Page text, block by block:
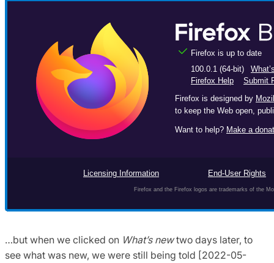
…but when we clicked on What’s newtwo days later, to
see what was new, we were still being told [2022-05-